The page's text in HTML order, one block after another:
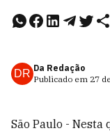
DR Da Redação
Publicado em 27
São Paulo -